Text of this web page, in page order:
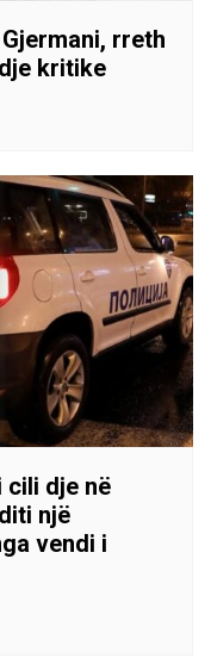
rreth
kritike
cili dje në
një
vendi i